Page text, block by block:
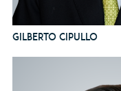
Gilberto Cipullo